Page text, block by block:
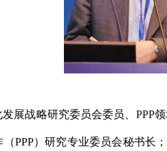
展战略研究委员会委员、PPP
PPP）研究专业委员会秘书长